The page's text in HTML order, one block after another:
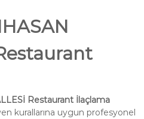
Restaurant İlaçlama
kurallarına uygun profesyonel